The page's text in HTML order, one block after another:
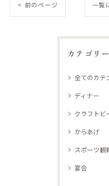
< 前のページ 一覧
カテゴリー
全てのカテ
ディナー
クラフトビ
からあげ
スポーツ観
宴会